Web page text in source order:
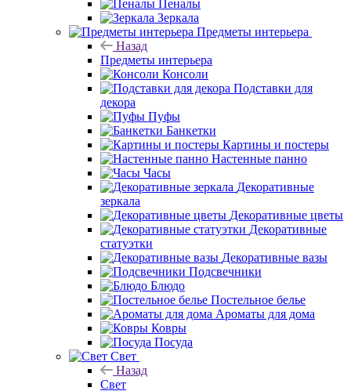
Пеналы
Зеркала
Предметы интерьера
Назад
Предметы интерьера
Консоли
Подставки для
декора
Пуфы
Банкетки
Картины и постеры
Настенные панно
Часы
Декоративные
зеркала
Декоративные цветы
Декоративные
статуэтки
Декоративные вазы
Подсвечники
Блюдо
Постельное белье
Ароматы для дома
Ковры
Посуда
Свет
Назад
Свет